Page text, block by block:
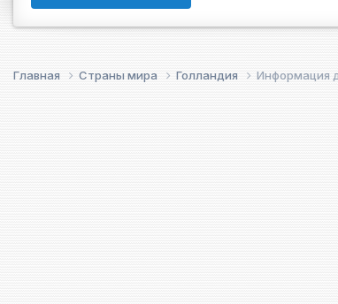
Главная Страны мира Голландия Информация